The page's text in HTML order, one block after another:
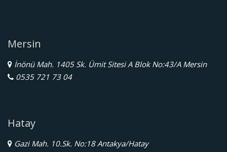
Mersin
İnönü Mah. 1405 Sk. Ümit Sitesi A Blok No:43/A Mersin
0535 721 73 04
Hatay
Gazi Mah. 10.Sk. No:18 Antakya/Hatay